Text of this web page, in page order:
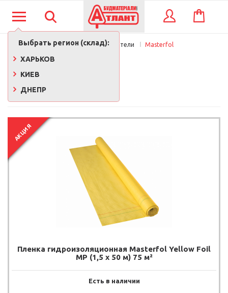
Выбрать регион (склад):
ХАРЬКОВ
КИЕВ
ДНЕПР
КОРЗИНА
Главная Производители Masterfol
MASTERFOL
АКЦИЯ
Пленка гидроизоляционная Masterfol Yellow Foil
MP (1,5 х 50 м) 75 м²
Есть в наличии